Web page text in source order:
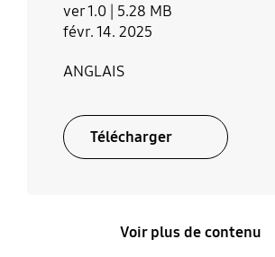
ver 1.0 | 5.28 MB
févr. 14. 2025
ANGLAIS
Télécharger
Voir plus de contenu